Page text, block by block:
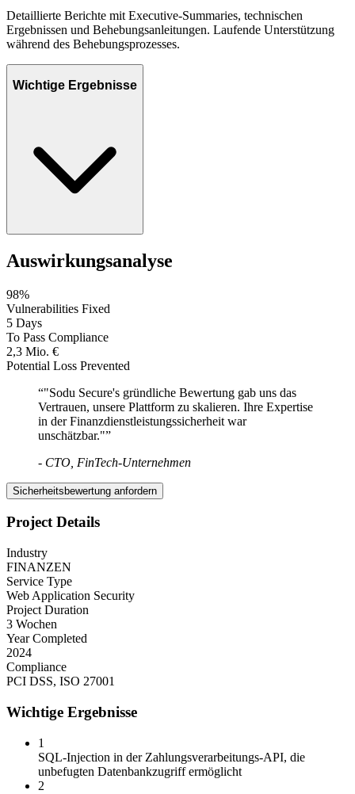
Detaillierte Berichte mit Executive-Summaries, technischen
Ergebnissen und Behebungsanleitungen. Laufende Unterstützung
während des Behebungsprozesses.
Wichtige Ergebnisse
Auswirkungsanalyse
98%
Vulnerabilities Fixed
5 Days
To Pass Compliance
2,3 Mio. €
Potential Loss Prevented
“"Sodu Secure's gründliche Bewertung gab uns das
Vertrauen, unsere Plattform zu skalieren. Ihre Expertise
in der Finanzdienstleistungssicherheit war
unschätzbar."”
- CTO, FinTech-Unternehmen
Sicherheitsbewertung anfordern
Project Details
Industry
FINANZEN
Service Type
Web Application Security
Project Duration
3 Wochen
Year Completed
2024
Compliance
PCI DSS, ISO 27001
Wichtige Ergebnisse
1
SQL-Injection in der Zahlungsverarbeitungs-API, die
unbefugten Datenbankzugriff ermöglicht
2